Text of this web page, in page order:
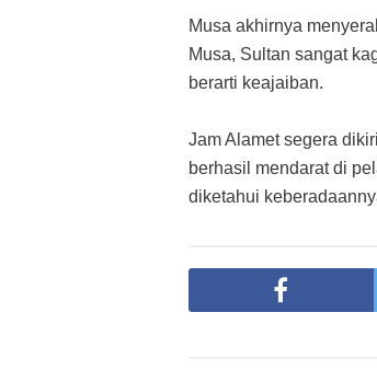
Musa akhirnya
Musa, Sultan sangat
berarti keajaiban.
Jam Alamet segera
berhasil mendarat di
diketahui